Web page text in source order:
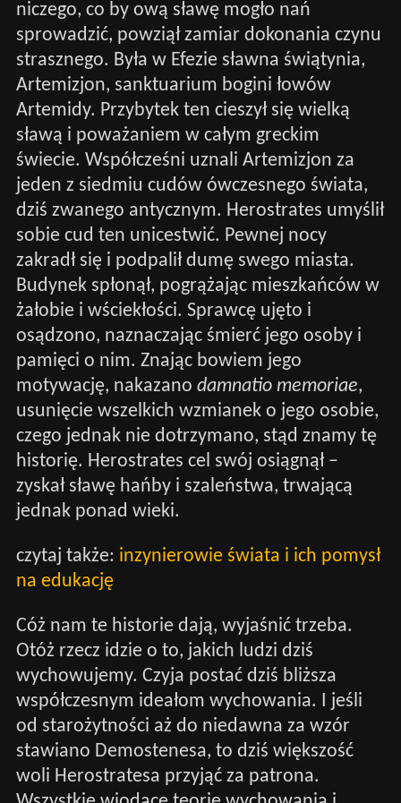
niczego, co by ową sławę mogło nań
sprowadzić, powziął zamiar dokonania czynu
strasznego. Była w Efezie sławna świątynia,
Artemizjon, sanktuarium bogini łowów
Artemidy. Przybytek ten cieszył się wielką
sławą i poważaniem w całym greckim
świecie. Współcześni uznali Artemizjon za
jeden z siedmiu cudów ówczesnego świata,
dziś zwanego antycznym. Herostrates umyślił
sobie cud ten unicestwić. Pewnej nocy
zakradł się i podpalił dumę swego miasta.
Budynek spłonął, pogrążając mieszkańców w
żałobie i wściekłości. Sprawcę ujęto i
osądzono, naznaczając śmierć jego osoby i
pamięci o nim. Znając bowiem jego
motywację, nakazano damnatio memoriae,
usunięcie wszelkich wzmianek o jego osobie,
czego jednak nie dotrzymano, stąd znamy tę
historię. Herostrates cel swój osiągnął –
zyskał sławę hańby i szaleństwa, trwającą
jednak ponad wieki.
czytaj także: inzynierowie świata i ich pomysł
na edukację
Cóż nam te historie dają, wyjaśnić trzeba.
Otóż rzecz idzie o to, jakich ludzi dziś
wychowujemy. Czyja postać dziś bliższa
współczesnym ideałom wychowania. I jeśli
od starożytności aż do niedawna za wzór
stawiano Demostenesa, to dziś większość
woli Herostratesa przyjąć za patrona.